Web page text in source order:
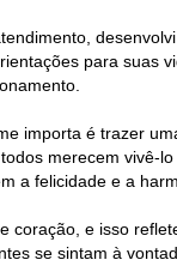
para suas
importa é trazer
merecem vivê-
a felicidade e a
coração, e isso
se sintam à